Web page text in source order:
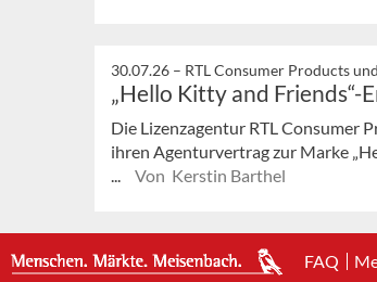
30.07.26 – RTL Consumer Products
„Hello Kitty and
Die Lizenzagentur RTL Consumer
ihren Agenturvertrag zur Marke
Von Kerstin Barthel
FAQ